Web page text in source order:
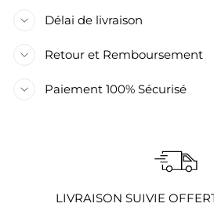
Délai de livraison
Retour et Remboursement
Paiement 100% Sécurisé
LIVRAISON SUIVIE